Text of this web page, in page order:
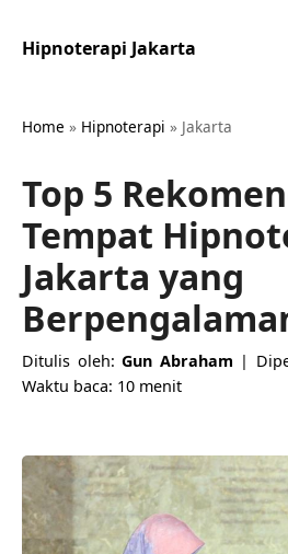
Hipnoterapi Jakarta
Home » Hipnoterapi » Jakarta
Top 5
Tempat
Jakarta yang
Ditulis oleh: Gun Abraham |
Waktu baca: 10 menit